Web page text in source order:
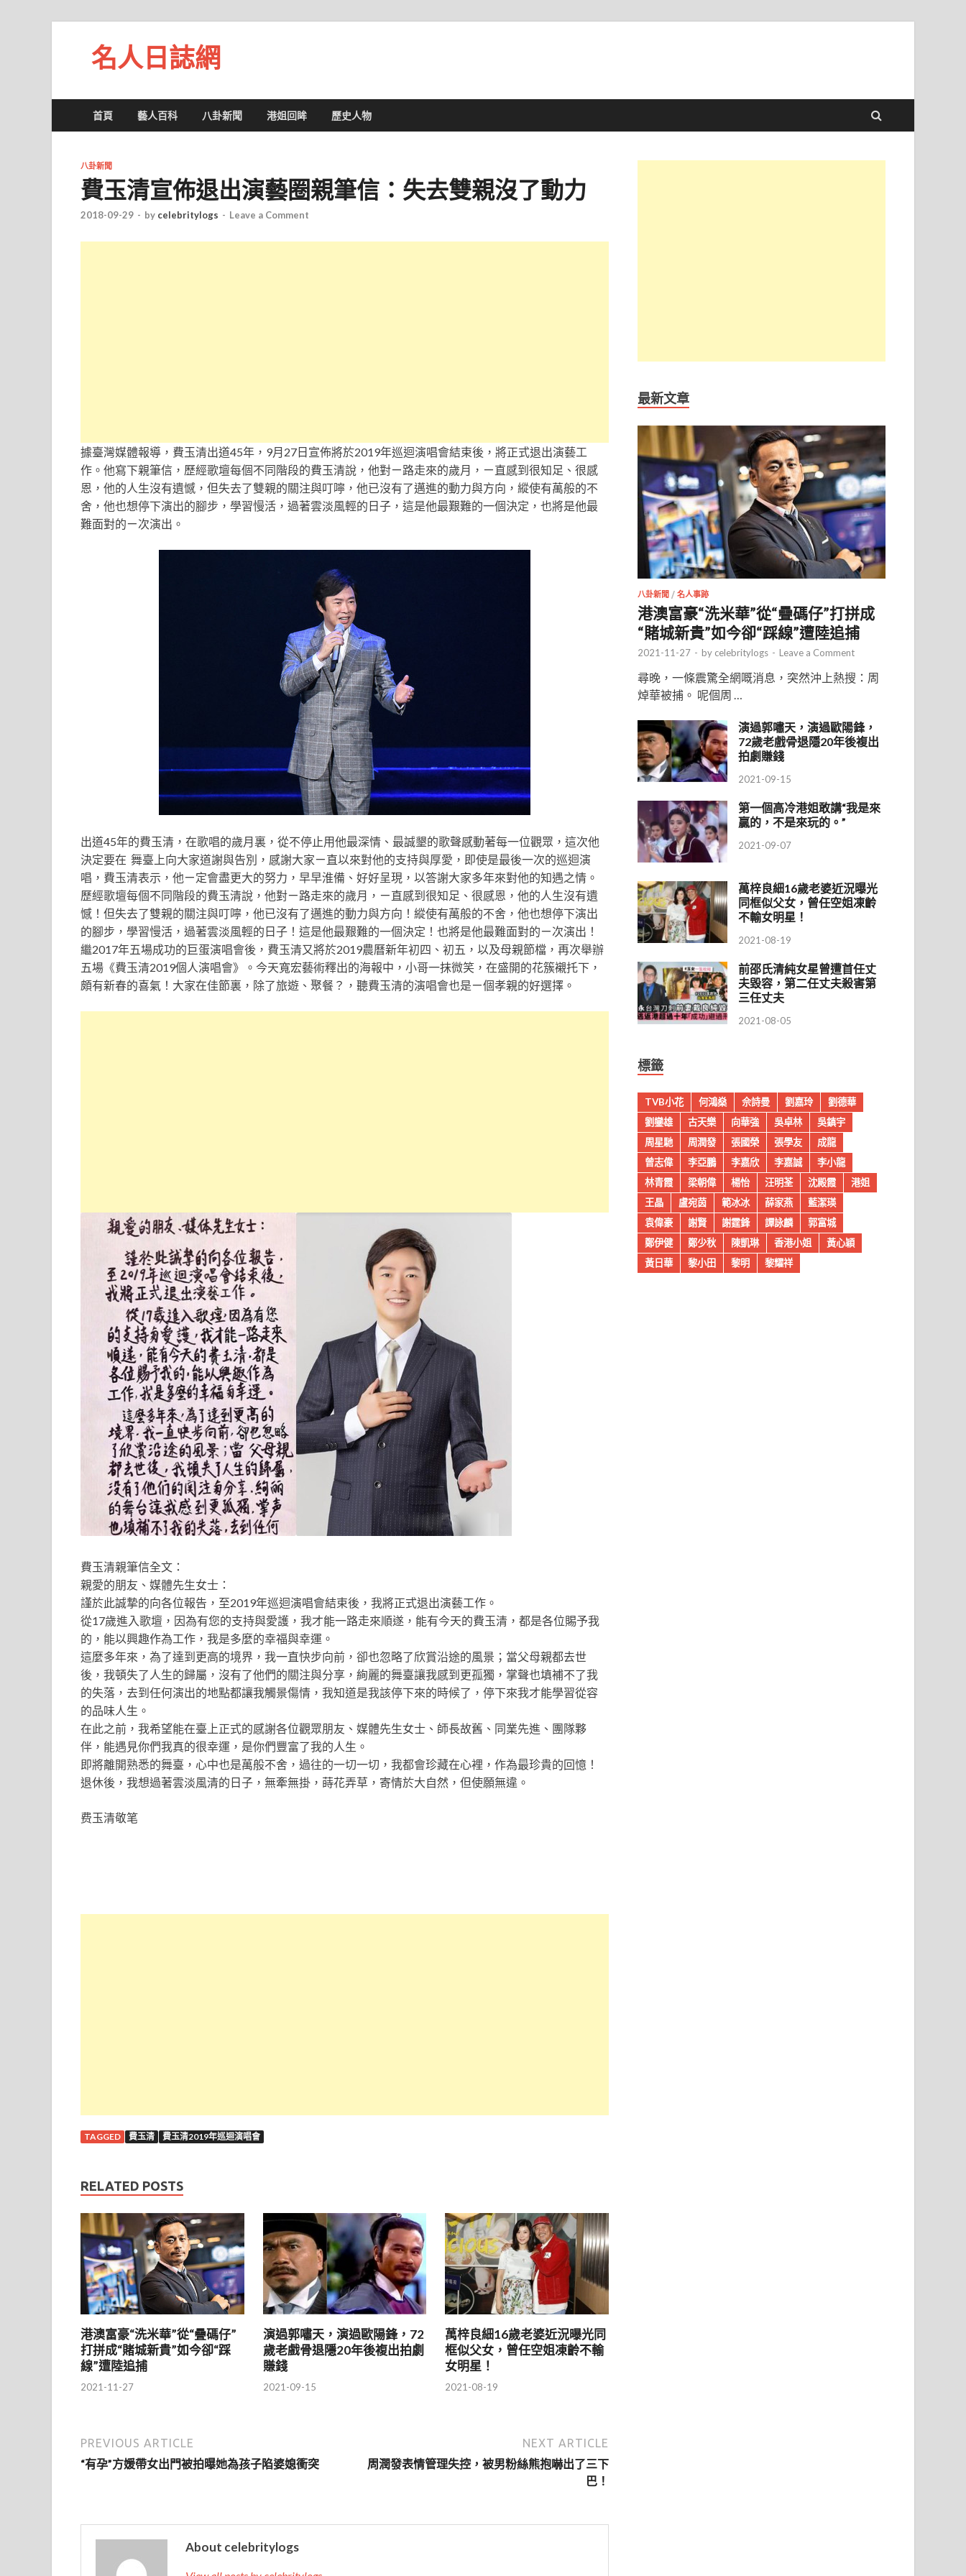
名人日誌網
首頁 藝人百科 八卦新聞 港姐回眸 歷史人物
八卦新聞
費玉清宣佈退出演藝圈親筆信：失去雙親沒了動力
2018-09-29 - by celebritylogs - Leave a Comment
據臺灣媒體報導，費玉清出道45年，9月27日宣佈將於2019年巡迴演唱會結束後，將正式退出演藝工
作。他寫下親筆信，歷經歌壇每個不同階段的費玉清說，他對ㄧ路走來的歲月，ㄧ直感到很知足、很感
恩，他的人生沒有遺憾，但失去了雙親的關注與叮嚀，他已沒有了邁進的動力與方向，縱使有萬般的不
舍，他也想停下演出的腳步，學習慢活，過著雲淡風輕的日子，這是他最艱難的一個決定，也將是他最
難面對的ㄧ次演出。
出道45年的費玉清，在歌唱的歲月裏，從不停止用他最深情、最誠墾的歌聲感動著每一位觀眾，這次他
決定要在 舞臺上向大家道謝與告別，感謝大家ㄧ直以來對他的支持與厚愛，即使是最後一次的巡迴演
唱，費玉清表示，他ㄧ定會盡更大的努力，早早淮備、好好呈現，以答謝大家多年來對他的知遇之情。
歷經歌壇每個不同階段的費玉清說，他對ㄧ路走來的歲月，ㄧ直感到很知足、很感恩，他的人生沒有遺
憾！但失去了雙親的關注與叮嚀，他已沒有了邁進的動力與方向！縱使有萬般的不舍，他也想停下演出
的腳步，學習慢活，過著雲淡風輕的日子！這是他最艱難的一個決定！也將是他最難面對的ㄧ次演出！
繼2017年五場成功的巨蛋演唱會後，費玉清又將於2019農曆新年初四、初五，以及母親節檔，再次舉辦
五場《費玉清2019個人演唱會》。今天寬宏藝術釋出的海報中，小哥一抹微笑，在盛開的花簇襯托下，
頗有新春的喜氣！大家在佳節裏，除了旅遊、聚餐？，聽費玉清的演唱會也是ㄧ個孝親的好選擇。
費玉清親筆信全文：
親愛的朋友、媒體先生女士：
謹於此誠摯的向各位報告，至2019年巡迴演唱會結束後，我將正式退出演藝工作。
從17歲進入歌壇，因為有您的支持與愛護，我才能一路走來順遂，能有今天的費玉清，都是各位賜予我
的，能以興趣作為工作，我是多麼的幸福與幸運。
這麼多年來，為了達到更高的境界，我一直快步向前，卻也忽略了欣賞沿途的風景；當父母親都去世
後，我頓失了人生的歸屬，沒有了他們的關注與分享，絢麗的舞臺讓我感到更孤獨，掌聲也填補不了我
的失落，去到任何演出的地點都讓我觸景傷情，我知道是我該停下來的時候了，停下來我才能學習從容
的品味人生。
在此之前，我希望能在臺上正式的感謝各位觀眾朋友、媒體先生女士、師長故舊、同業先進、團隊夥
伴，能遇見你們我真的很幸運，是你們豐富了我的人生。
即將離開熟悉的舞臺，心中也是萬般不舍，過往的一切一切，我都會珍藏在心裡，作為最珍貴的回憶！
退休後，我想過著雲淡風清的日子，無牽無掛，蒔花弄草，寄情於大自然，但使願無違。
费玉清敬笔
TAGGED 費玉清 費玉清2019年巡迴演唱會
RELATED POSTS
港澳富豪“洗米華”從“疊碼仔”
打拼成“賭城新貴”如今卻“踩
線”遭陸追捕
2021-11-27
演過郭嘯天，演過歐陽鋒，72
歲老戲骨退隱20年後複出拍劇
賺錢
2021-09-15
萬梓良細16歲老婆近況曝光同
框似父女，曾任空姐凍齡不輸
女明星！
2021-08-19
PREVIOUS ARTICLE
“有孕”方媛帶女出門被拍曝她為孩子陷婆媳衝突
NEXT ARTICLE
周潤發表情管理失控，被男粉絲熊抱嚇出了三下
巴！
About celebritylogs
最新文章
八卦新聞 /名人事跡
港澳富豪“洗米華”從“疊碼仔”打拼成
“賭城新貴”如今卻“踩線”遭陸追捕
2021-11-27 - by celebritylogs - Leave a Comment
尋晚，一條震驚全網嘅消息，突然沖上熱搜：周
焯華被捕。 呢個周 …
演過郭嘯天，演過歐陽鋒，
72歲老戲骨退隱20年後複出
拍劇賺錢
2021-09-15
第一個高冷港姐敢講“我是來
贏的，不是來玩的。”
2021-09-07
萬梓良細16歲老婆近況曝光
同框似父女，曾任空姐凍齡
不輸女明星！
2021-08-19
前邵氏清純女星曾遭首任丈
夫毀容，第二任丈夫殺害第
三任丈夫
2021-08-05
標籤
TVB小花 何鴻燊 佘詩曼 劉嘉玲
劉德華
劉鑾雄
古天樂 向華強 吳卓林
吳鎮宇
周星馳
周潤發 張國榮 張學友
成龍
曾志偉
李亞鵬 李嘉欣 李嘉誠
李小龍
林青霞
梁朝偉 楊怡 汪明荃 沈殿霞
港姐
王晶
盧宛茵 範冰冰 薛家燕
藍潔瑛
袁偉豪
謝賢 謝霆鋒 譚詠麟
郭富城
鄭伊健
鄭少秋 陳凱琳 香港小姐
黃心穎
黃日華
黎小田 黎明 黎耀祥